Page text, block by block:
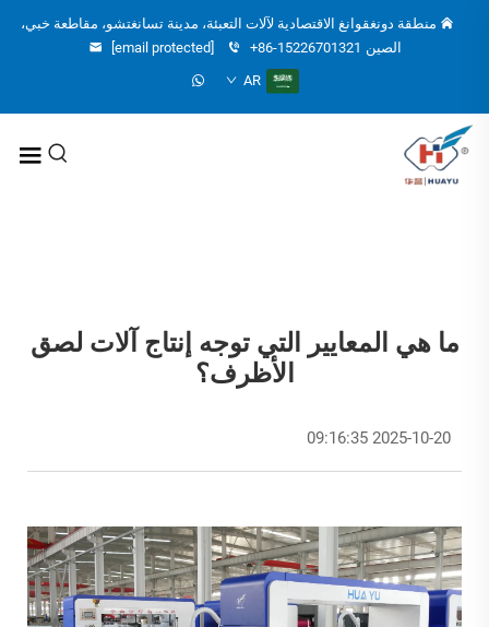
منطقة دونغقوانغ الاقتصادية لآلات التعبئة، مدينة تسانغتشو، مقاطعة خبي،
الصين +86-15226701321
[email protected]
AR
ما هي المعايير التي توجه إنتاج آلات لصق
الأظرف؟
2025-10-20 09:16:35